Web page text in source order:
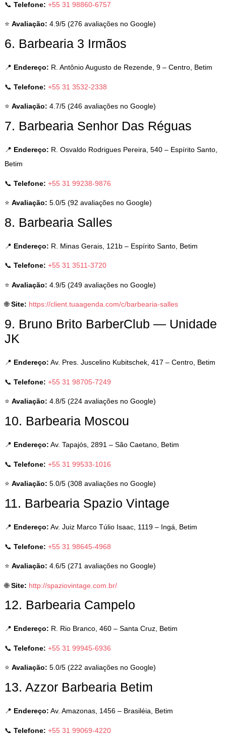
📞 Telefone: +55 31 98860-6757
⭐ Avaliação: 4.9/5 (276 avaliações no Google)
6. Barbearia 3 Irmãos
📍 Endereço: R. Antônio Augusto de Rezende, 9 – Centro, Betim
📞 Telefone: +55 31 3532-2338
⭐ Avaliação: 4.7/5 (246 avaliações no Google)
7. Barbearia Senhor Das Réguas
📍 Endereço: R. Osvaldo Rodrigues Pereira, 540 – Espírito Santo,
Betim
📞 Telefone: +55 31 99238-9876
⭐ Avaliação: 5.0/5 (92 avaliações no Google)
8. Barbearia Salles
📍 Endereço: R. Minas Gerais, 121b – Espírito Santo, Betim
📞 Telefone: +55 31 3511-3720
⭐ Avaliação: 4.9/5 (249 avaliações no Google)
🌐Site: https://client.tuaagenda.com/c/barbearia-salles
9. Bruno Brito BarberClub — Unidade
JK
📍 Endereço: Av. Pres. Juscelino Kubitschek, 417 – Centro, Betim
📞 Telefone: +55 31 98705-7249
⭐ Avaliação: 4.8/5 (224 avaliações no Google)
10. Barbearia Moscou
📍 Endereço: Av. Tapajós, 2891 – São Caetano, Betim
📞 Telefone: +55 31 99533-1016
⭐ Avaliação: 5.0/5 (308 avaliações no Google)
11. Barbearia Spazio Vintage
📍 Endereço: Av. Juiz Marco Túlio Isaac, 1119 – Ingá, Betim
📞 Telefone: +55 31 98645-4968
⭐ Avaliação: 4.6/5 (271 avaliações no Google)
🌐Site: http://spaziovintage.com.br/
12. Barbearia Campelo
📍 Endereço: R. Rio Branco, 460 – Santa Cruz, Betim
📞 Telefone: +55 31 99945-6936
⭐ Avaliação: 5.0/5 (222 avaliações no Google)
13. Azzor Barbearia Betim
📍 Endereço: Av. Amazonas, 1456 – Brasiléia, Betim
📞 Telefone: +55 31 99069-4220